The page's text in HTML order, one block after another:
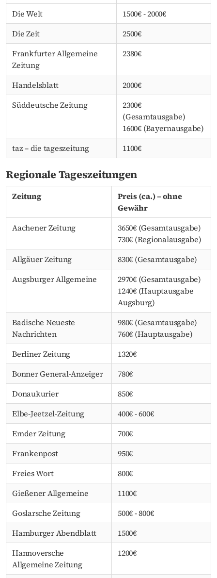
Die Welt
1500€ - 2000€
Die Zeit
2500€
Frankfurter Allgemeine
Zeitung
2380€
Handelsblatt
2000€
Süddeutsche Zeitung
2300€
(Gesamtausgabe)
1600€ (Bayernausgabe)
taz – die tageszeitung
1100€
Regionale Tageszeitungen
Zeitung
Preis (ca.) – ohne
Gewähr
Aachener Zeitung
3650€ (Gesamtausgabe)
730€ (Regionalausgabe)
Allgäuer Zeitung
830€ (Gesamtausgabe)
Augsburger Allgemeine
2970€ (Gesamtausgabe)
1240€ (Hauptausgabe
Augsburg)
Badische Neueste
Nachrichten
980€ (Gesamtausgabe)
760€ (Hauptausgabe)
Berliner Zeitung
1320€
Bonner General-Anzeiger
780€
Donaukurier
850€
Elbe-Jeetzel-Zeitung
400€ - 600€
Emder Zeitung
700€
Frankenpost
950€
Freies Wort
800€
Gießener Allgemeine
1100€
Goslarsche Zeitung
500€ - 800€
Hamburger Abendblatt
1500€
Hannoversche
Allgemeine Zeitung
1200€